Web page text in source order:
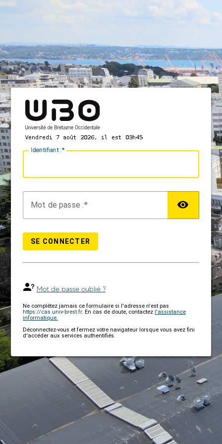
Identifiant :
Mot de passe :
SE CONNECTER
Mot de passe oublié ?
Ne complétez jamais ce formulaire si l'adresse n'est pas
https://cas.univ-brest.fr. En cas de doute, contactez l'assistance
informatique.
Déconnectez-vous et fermez votre navigateur lorsque vous avez fini
d'accéder aux services authentifiés.